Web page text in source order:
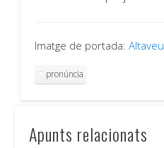
Imatge de portada: Altaveu
pronúncia
Apunts relacionats